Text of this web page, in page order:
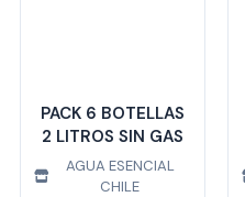
PACK 6 BOTELLAS
2 LITROS SIN GAS
AGUA ESENCIAL
CHILE